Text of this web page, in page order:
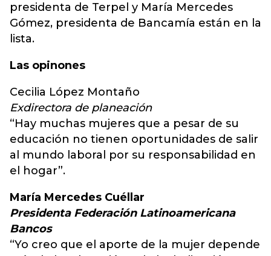
presidenta de Terpel y María Mercedes
Gómez, presidenta de Bancamía están en la
lista.
Las opinones
Cecilia López Montaño
Exdirectora de planeación
“Hay muchas mujeres que a pesar de su
educación no tienen oportunidades de salir
al mundo laboral por su responsabilidad en
el hogar”.
María Mercedes Cuéllar
Presidenta Federación Latinoamericana
Bancos
“Yo creo que el aporte de la mujer depende